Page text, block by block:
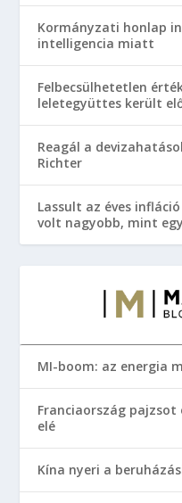
Kormányzati honlap
intelligencia miatt
Felbecsülhetetlen
leletegyüttes került
Reagál a
Richter
Lassult az éves
volt nagyobb, mint
MI-boom: az energia
Franciaország
elé
Kína nyeri a